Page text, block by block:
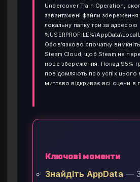
Undercover Train Operation,
завантажені файли збереження
локальну папку гри за адресою
Обов’язково спочатку
Steam Cloud, щоб Steam не
нове збереження. Понад 95%
повідомляють про успіх цього
миттєво відкриває всі сцени в
Ключові моменти
Знайдіть AppData —